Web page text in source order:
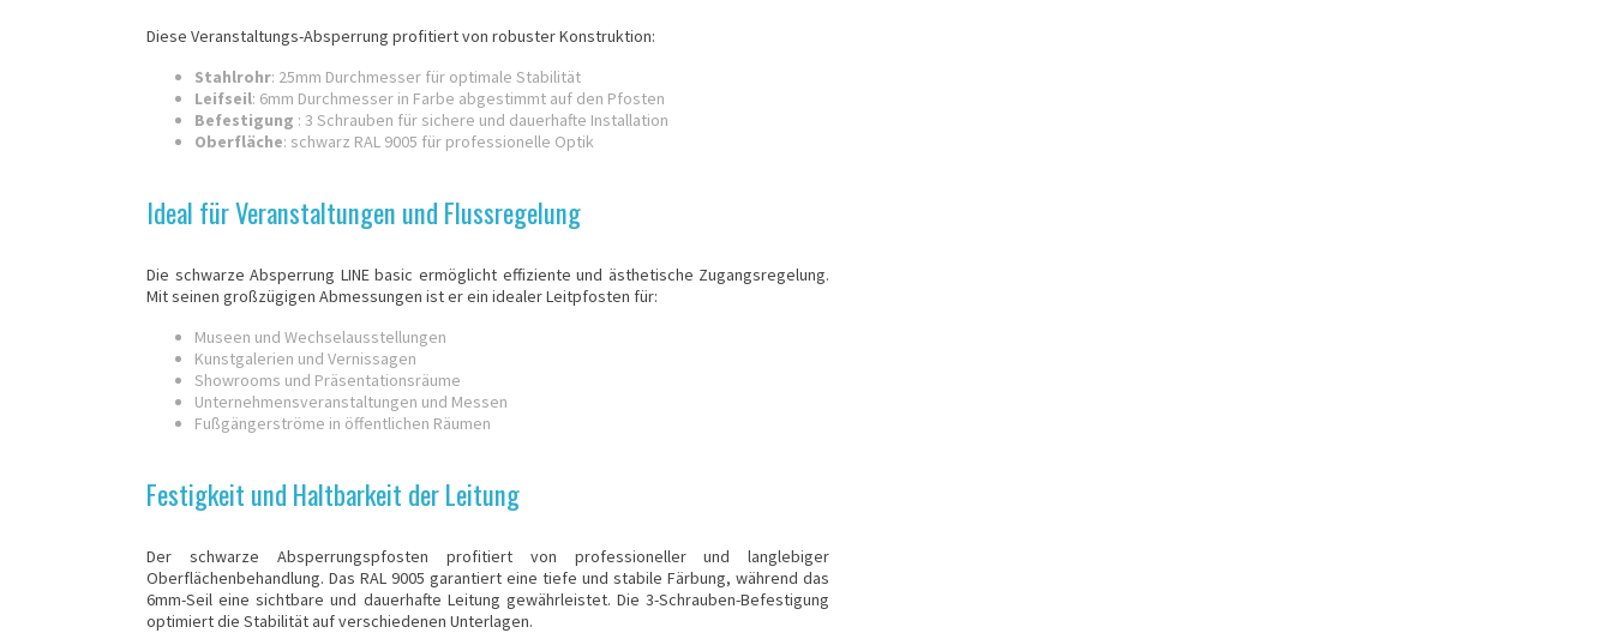
Diese Veranstaltungs-Absperrung profitiert von robuster Konstruktion:
Stahlrohr: 25mm Durchmesser für optimale Stabilität
Leifseil: 6mm Durchmesser in Farbe abgestimmt auf den Pfosten
Befestigung : 3 Schrauben für sichere und dauerhafte Installation
Oberfläche: schwarz RAL 9005 für professionelle Optik
Ideal für Veranstaltungen und Flussregelung
Die schwarze Absperrung LINE basic ermöglicht effiziente und ästhetische Zugangsregelung.
Mit seinen großzügigen Abmessungen ist er ein idealer Leitpfosten für:
Museen und Wechselausstellungen
Kunstgalerien und Vernissagen
Showrooms und Präsentationsräume
Unternehmensveranstaltungen und Messen
Fußgängerströme in öffentlichen Räumen
Festigkeit und Haltbarkeit der Leitung
Der schwarze Absperrungspfosten profitiert von professioneller und langlebiger
Oberflächenbehandlung. Das RAL 9005 garantiert eine tiefe und stabile Färbung, während das
6mm-Seil eine sichtbare und dauerhafte Leitung gewährleistet. Die 3-Schrauben-Befestigung
optimiert die Stabilität auf verschiedenen Unterlagen.